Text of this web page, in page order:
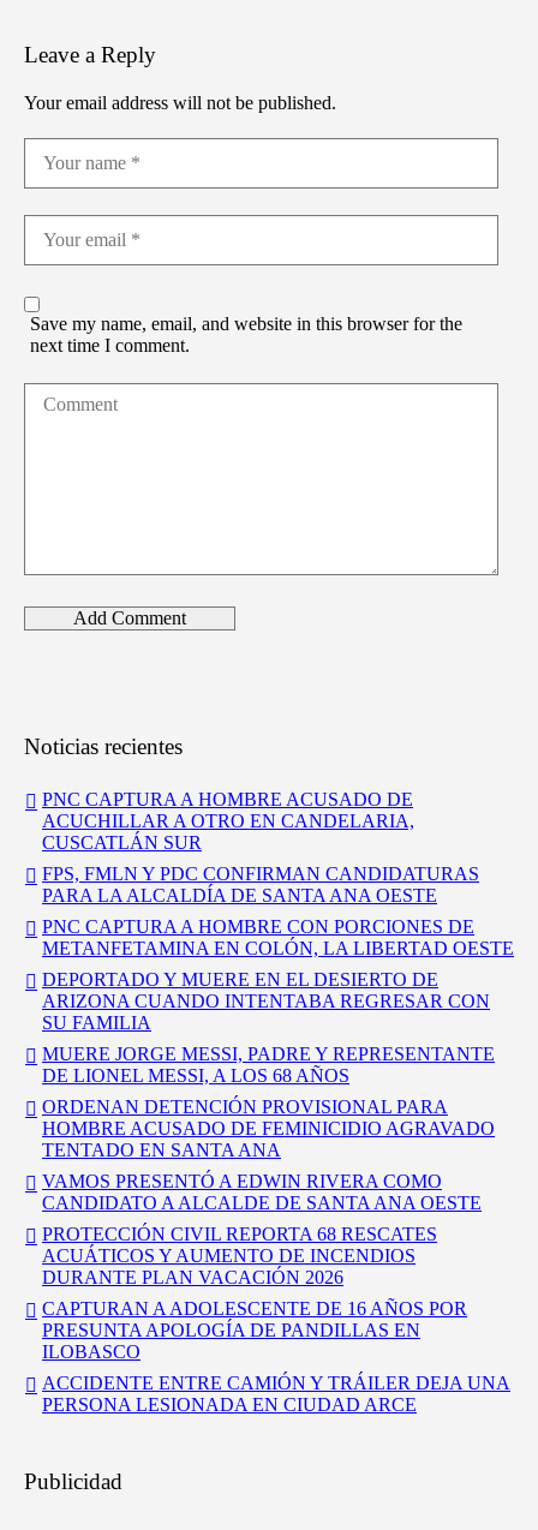
Leave a Reply
Your email address will not be published.
Save my name, email, and website in this browser for the
next time I comment.
Noticias recientes
PNC CAPTURA A HOMBRE ACUSADO DE
ACUCHILLAR A OTRO EN CANDELARIA,
CUSCATLÁN SUR
FPS, FMLN Y PDC CONFIRMAN CANDIDATURAS
PARA LA ALCALDÍA DE SANTA ANA OESTE
PNC CAPTURA A HOMBRE CON PORCIONES DE
METANFETAMINA EN COLÓN, LA LIBERTAD OESTE
DEPORTADO Y MUERE EN EL DESIERTO DE
ARIZONA CUANDO INTENTABA REGRESAR CON
SU FAMILIA
MUERE JORGE MESSI, PADRE Y REPRESENTANTE
DE LIONEL MESSI, A LOS 68 AÑOS
ORDENAN DETENCIÓN PROVISIONAL PARA
HOMBRE ACUSADO DE FEMINICIDIO AGRAVADO
TENTADO EN SANTA ANA
VAMOS PRESENTÓ A EDWIN RIVERA COMO
CANDIDATO A ALCALDE DE SANTA ANA OESTE
PROTECCIÓN CIVIL REPORTA 68 RESCATES
ACUÁTICOS Y AUMENTO DE INCENDIOS
DURANTE PLAN VACACIÓN 2026
CAPTURAN A ADOLESCENTE DE 16 AÑOS POR
PRESUNTA APOLOGÍA DE PANDILLAS EN
ILOBASCO
ACCIDENTE ENTRE CAMIÓN Y TRÁILER DEJA UNA
PERSONA LESIONADA EN CIUDAD ARCE
Publicidad